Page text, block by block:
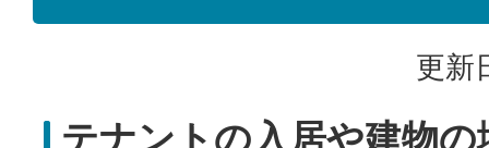
更新
テナントの入居や建物